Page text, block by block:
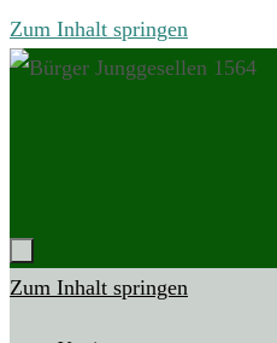
Zum Inhalt springen
Zum Inhalt springen